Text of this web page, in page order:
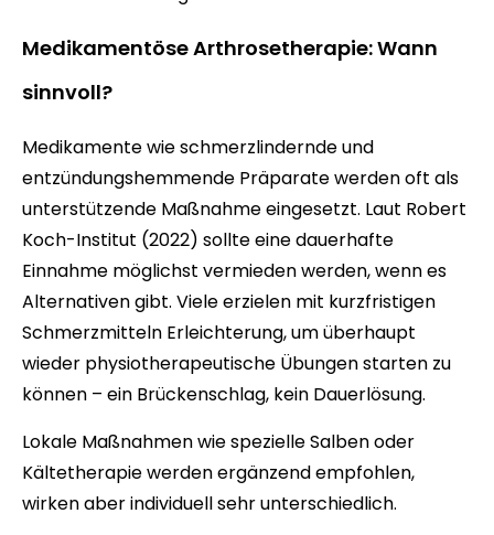
Medikamentöse Arthrosetherapie: Wann
sinnvoll?
Medikamente wie schmerzlindernde und
entzündungshemmende Präparate werden oft als
unterstützende Maßnahme eingesetzt. Laut Robert
Koch-Institut (2022) sollte eine dauerhafte
Einnahme möglichst vermieden werden, wenn es
Alternativen gibt. Viele erzielen mit kurzfristigen
Schmerzmitteln Erleichterung, um überhaupt
wieder physiotherapeutische Übungen starten zu
können – ein Brückenschlag, kein Dauerlösung.
Lokale Maßnahmen wie spezielle Salben oder
Kältetherapie werden ergänzend empfohlen,
wirken aber individuell sehr unterschiedlich.